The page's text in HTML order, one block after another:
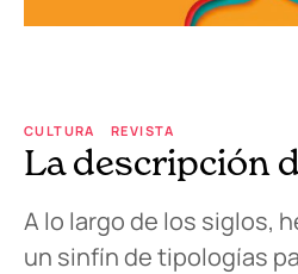
CULTURA REVISTA
La descripción
A lo largo de los siglos,
un sinfín de tipologías